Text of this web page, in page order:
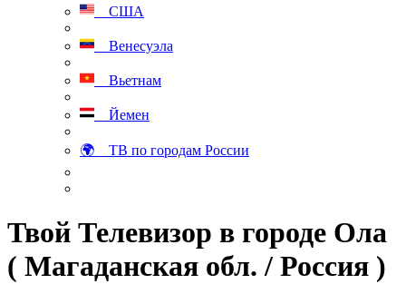
США
Венесуэла
Вьетнам
Йемен
🌍 ТВ по городам России
Твой Телевизор в городе Ола
( Магаданская обл. / Россия )